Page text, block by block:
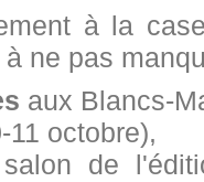
à la
ne pas
aux Blancs-
11 octobre),
salon de